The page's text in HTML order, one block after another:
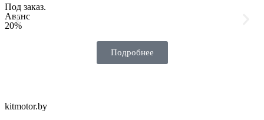
Под заказ.
Аванс
20%
Подробнее
kitmotor.by